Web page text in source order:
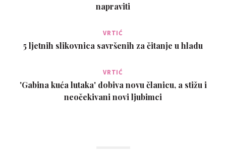
napraviti
VRTIĆ
5 ljetnih slikovnica savršenih za čitanje u hladu
VRTIĆ
'Gabina kuća lutaka' dobiva novu članicu, a stižu i
neočekivani novi ljubimci